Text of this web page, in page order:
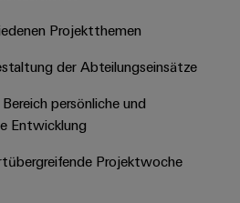
Karriere auf
Unser
Center in
Projektthemen
der Abteilungseinsätze
persönliche und
Entwicklung
Projektwoche